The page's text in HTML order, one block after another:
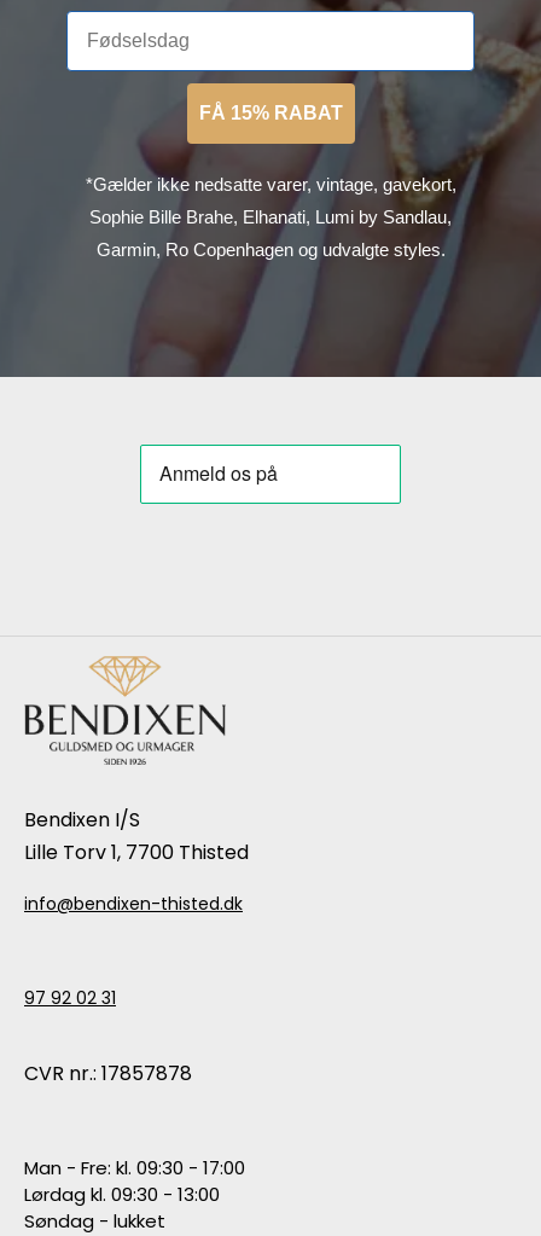
FÅ 15% RABAT
*Gælder ikke nedsatte varer, vintage, gavekort,
Sophie Bille Brahe, Elhanati, Lumi by Sandlau,
Garmin, Ro Copenhagen og udvalgte styles.
Bendixen I/S
Lille Torv 1, 7700 Thisted
info@bendixen-thisted.dk
97 92 02 31
CVR nr.: 17857878
Man - Fre: kl. 09:30 - 17:00
Lørdag kl. 09:30 - 13:00
Søndag - lukket